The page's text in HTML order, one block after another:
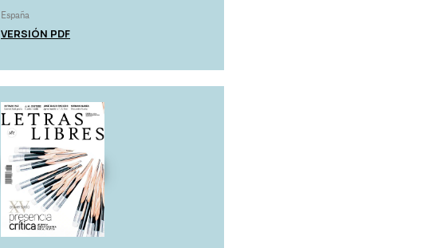
España
VERSIÓN PDF